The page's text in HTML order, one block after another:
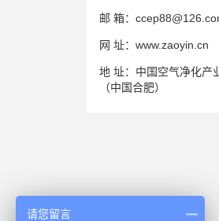
邮 箱：
网 址： www.zaoyin.cn
地 址： 中国空气净化产
（中国合肥）
请您留言